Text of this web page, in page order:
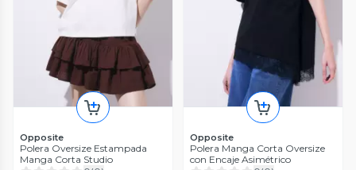
Opposite
Polera Oversize Estampada
Manga Corta Studio
Opposite
Polera Manga Corta Oversize
con Encaje Asimétrico